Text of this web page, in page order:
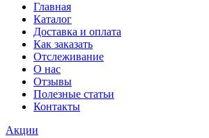
Главная
Каталог
Доставка и оплата
Как заказать
Отслеживание
О нас
Отзывы
Полезные статьи
Контакты
Акции